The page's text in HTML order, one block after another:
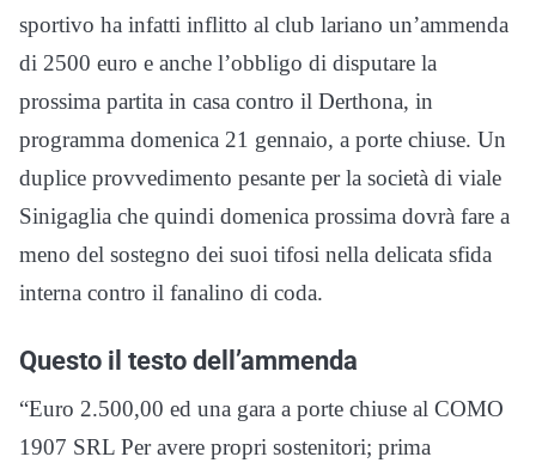
sportivo ha infatti inflitto al club lariano un’ammenda
di 2500 euro e anche l’obbligo di disputare la
prossima partita in casa contro il Derthona, in
programma domenica 21 gennaio, a porte chiuse. Un
duplice provvedimento pesante per la società di viale
Sinigaglia che quindi domenica prossima dovrà fare a
meno del sostegno dei suoi tifosi nella delicata sfida
interna contro il fanalino di coda.
Questo il testo dell’ammenda
“Euro 2.500,00 ed una gara a porte chiuse al COMO
1907 SRL Per avere propri sostenitori; prima